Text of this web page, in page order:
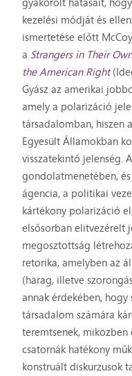
kezelési módját és
ismertetése előtt
a Strangers in Their
the American Right
Gyász az amerikai
amely a polarizáció
társadalomban, hiszen
Egyesült Államokban
visszatekintő jelenség.
gondolatmenetében,
ágencia, a politikai
kártékony polarizáció
elsősorban elitvezérelt
megosztottság
retorika, amelyben az
(harag, illetve
annak érdekében,
társadalom számára
teremtsenek,
csatornák hatékony
konstruált diskurzusok